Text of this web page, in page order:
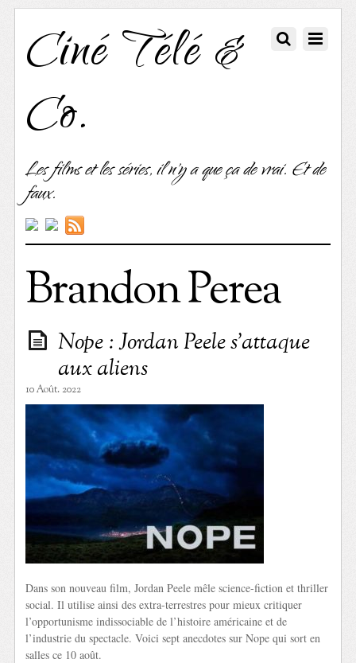
Ciné Télé &
Co.
Les films et les séries, il n'y a que ça de vrai. Et de
faux.
Brandon Perea
Nope : Jordan Peele s’attaque
aux aliens
10 Août. 2022
Dans son nouveau film, Jordan Peele mêle science-fiction et thriller
social. Il utilise ainsi des extra-terrestres pour mieux critiquer
l’opportunisme indissociable de l’histoire américaine et de
l’industrie du spectacle. Voici sept anecdotes sur Nope qui sort en
salles ce 10 août.